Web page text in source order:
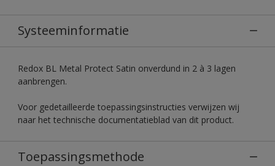
Systeeminformatie
Redox BL Metal Protect Satin onverdund in 2 à 3 lagen
aanbrengen.
Voor gedetailleerde toepassingsinstructies verwijzen wij
naar het technische documentatieblad van dit product.
Toepassingsmethode